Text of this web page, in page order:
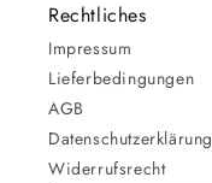
Rechtliches
Impressum
Lieferbedingungen
AGB
Datenschutzerklärung
Widerrufsrecht